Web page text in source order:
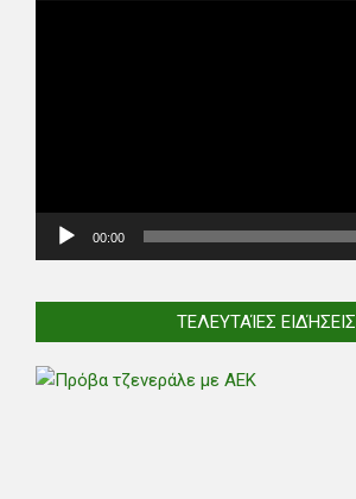
00:00
ΤΕΛΕΥΤΑΊΕΣ ΕΙΔΉΣΕΙΣ